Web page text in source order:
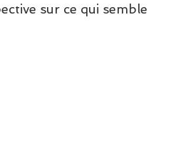
sur ce qui semble